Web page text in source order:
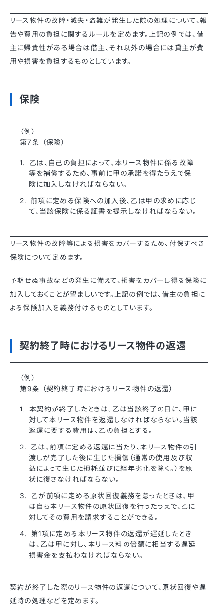
リース物件の故障・滅失・盗難が発生した際の処理について、報
告や費用の負担に関するルールを定めます。上記の例では、借
主に帰責性がある場合は借主、それ以外の場合には貸主が費
用や損害を負担するものとしています。
保険
（例）
第7条 （保険）
乙は、自己の負担によって、本リース物件に係る故障
等を補償するため、事前に甲の承諾を得たうえで保
険に加入しなければならない。
前項に定める保険への加入後、乙は甲の求めに応じ
て、当該保険に係る証書を提示しなければならない。
リース物件の故障等による損害をカバーするため、付保すべき
保険について定めます。
予期せぬ事故などの発生に備えて、損害をカバーし得る保険に
加入しておくことが望ましいです。上記の例では、借主の負担に
よる保険加入を義務付けるものとしています。
契約終了時におけるリース物件の返還
（例）
第9条 （契約終了時におけるリース物件の返還）
本契約が終了したときは、乙は当該終了の日に、甲に
対して本リース物件を返還しなければならない。当該
返還に要する費用は、乙の負担とする。
乙は、前項に定める返還に当たり、本リース物件の引
渡しが完了した後に生じた損傷（通常の使用及び収
益によって生じた損耗並びに経年劣化を除く。）を原
状に復さなければならない。
乙が前項に定める原状回復義務を怠ったときは、甲
は自ら本リース物件の原状回復を行ったうえで、乙に
対してその費用を請求することができる。
第1項に定める本リース物件の返還が遅延したとき
は、乙は甲に対し、本リース料の倍額に相当する遅延
損害金を支払わなければならない。
契約が終了した際のリース物件の返還について、原状回復や遅
延時の処理などを定めます。